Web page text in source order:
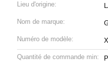
Lieu d'origine:
Nom de marque:
Numéro de modèle:
Quantité de commande min: